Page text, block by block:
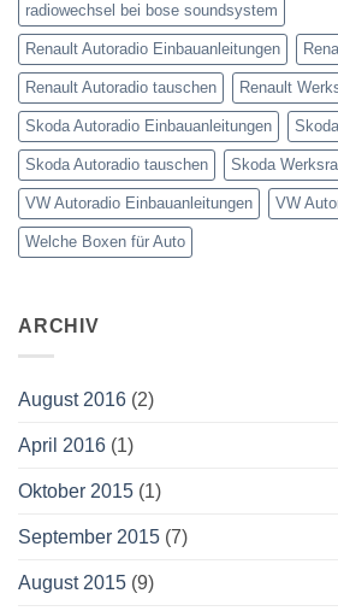
radiowechsel bei bose soundsystem‎
Renault Autoradio Einbauanleitungen
Renault Autoradio tauschen Renault
Skoda Autoradio Einbauanleitungen
Skoda Autoradio tauschen Skoda
VW Autoradio Einbauanleitungen VW
Welche Boxen für Auto
ARCHIV
August 2016 (2)
April 2016 (1)
Oktober 2015 (1)
September 2015 (7)
August 2015 (9)